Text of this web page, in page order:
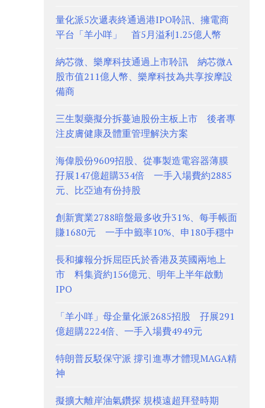
量化派5次遞表終通過港IPO聆訊、擁電商
平台「羊小咩」 首5月溢利1.25億人幣
納芯微、樂摩科技通過上市聆訊 納芯微A
股市值211億人幣、樂摩科技為共享按摩設
備商
三生製藥擬分拆蔓迪股份主板上市 後者專
注皮膚健康及體重管理解決方案
海偉股份9609招股、從事製造電容器薄膜
孖展147億超購334倍 一手入場費約2885
元、比亞迪有份持股
創新實業2788暗盤最多收升31%、每手帳面
賺1680元 一手中籤率10%、申180手穩中
長和據報分拆屈臣氏於香港及英國兩地上
市 料集資約156億元、明年上半年啟動
IPO
「羊小咩」母企量化派2685招股 孖展291
億超購2224倍、一手入場費4949元
特朗普反駁保守派 撐引進專才體現MAGA精
神
擬擴大離岸油氣鑽探 規模遠超拜登時期